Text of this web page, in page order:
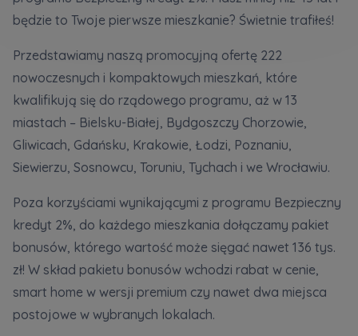
będzie to Twoje pierwsze mieszkanie? Świetnie trafiłeś!
Przedstawiamy naszą promocyjną ofertę 222
nowoczesnych i kompaktowych mieszkań, które
kwalifikują się do rządowego programu, aż w 13
miastach – Bielsku-Białej, Bydgoszczy Chorzowie,
Gliwicach, Gdańsku, Krakowie, Łodzi, Poznaniu,
Siewierzu, Sosnowcu, Toruniu, Tychach i we Wrocławiu.
Poza korzyściami wynikającymi z programu Bezpieczny
kredyt 2%, do każdego mieszkania dołączamy pakiet
bonusów, którego wartość może sięgać nawet 136 tys.
zł! W skład pakietu bonusów wchodzi rabat w cenie,
smart home w wersji premium czy nawet dwa miejsca
postojowe w wybranych lokalach.
E-mail
Zamawiam obsługę w języku ukraińskim (Замовляю
контакт українською мовою)
Wyrażam wszystkie zgody
Informujemy, że w trosce o najwyższą jakość i... *
Rozwiń
Wyrażam zgodę na otrzymywanie informacji
handlowych od
Rozwiń
Każdej osobie przysługuje prawo dostępu do
treści swoich... *
Кожна особа має право отримати доступ до
своїх персональних... *
Регламент надання електронних послуг товариством гк
Murapol
Зв’яжіться з нами
Wyślij
Wyślij